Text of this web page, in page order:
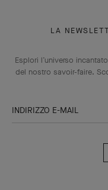
LA
Esplori l’universo
del nostro savoir-faire.
INDIRIZZO E-MAIL